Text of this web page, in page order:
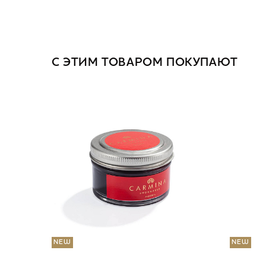
С ЭТИМ ТОВАРОМ ПОКУПАЮТ
NEW NEW